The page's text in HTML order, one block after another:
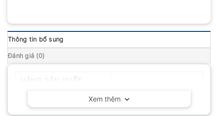
Thông tin bổ sung
Đánh giá (0)
Xem thêm